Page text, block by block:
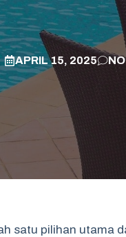
APRIL 15, 2025
satu pilihan utama